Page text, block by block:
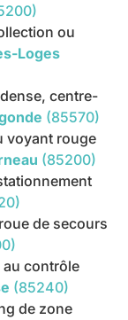
ou
Loges
centre-
(85570)
voyant rouge
(85200)
de secours
contrôle
(85240)
de zone